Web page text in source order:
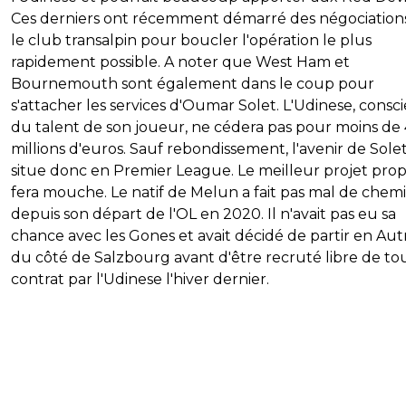
Ces derniers ont récemment démarré des
le club transalpin pour boucler l'opération le plus
rapidement possible. A noter que West Ham et
Bournemouth sont également dans le coup pour
s'attacher les services d'Oumar Solet. L'Udinese,
du talent de son joueur, ne cédera pas pour moins de
millions d'euros. Sauf rebondissement, l'avenir de
situe donc en Premier League. Le meilleur projet
fera mouche. Le natif de Melun a fait pas mal de
depuis son départ de l'OL en 2020. Il n'avait pas eu sa
chance avec les Gones et avait décidé de partir en
du côté de Salzbourg avant d'être recruté libre de
contrat par l'Udinese l'hiver dernier.